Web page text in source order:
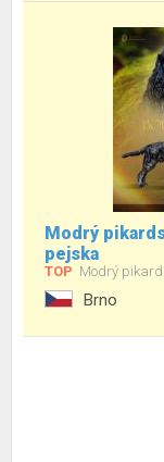
Modrý
pejska
TOP Modrý
Brno